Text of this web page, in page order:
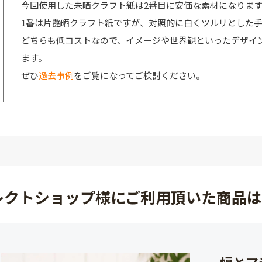
今回使用した未晒クラフト紙は2番目に安価な素材になりま
1番は片艶晒クラフト紙ですが、対照的に白くツルリとした
どちらも低コストなので、イメージや世界観といったデザ
ます。
ぜひ過去事例をご覧になってご検討ください。
トショップ様にご利用頂いた商品